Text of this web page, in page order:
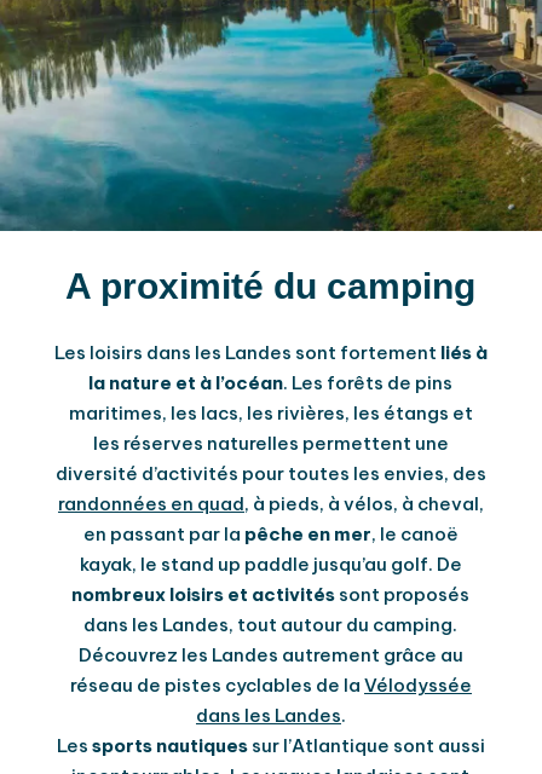
A proximité du camping
Les loisirs dans les Landes sont fortement liés à
la nature et à l’océan. Les forêts de pins
maritimes, les lacs, les rivières, les étangs et
les réserves naturelles permettent une
diversité d’activités pour toutes les envies, des
randonnées en quad, à pieds, à vélos, à cheval,
en passant par la pêche en mer, le canoë
kayak, le stand up paddle jusqu’au golf. De
nombreux loisirs et activités sont proposés
dans les Landes, tout autour du camping.
Découvrez les Landes autrement grâce au
réseau de pistes cyclables de la Vélodyssée
dans les Landes.
Les sports nautiquessur l’Atlantique sont aussi